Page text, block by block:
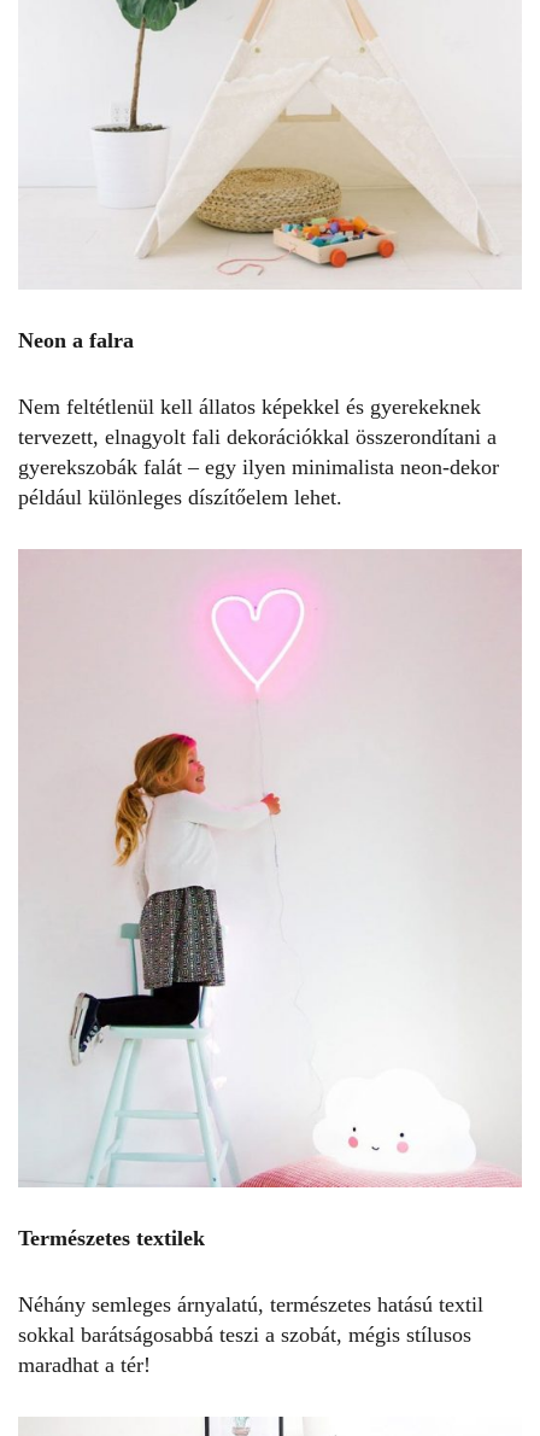
Neon a falra
Nem feltétlenül kell állatos képekkel és gyerekeknek
tervezett, elnagyolt fali dekorációkkal összerondítani a
gyerekszobák falát – egy ilyen minimalista neon-dekor
például különleges díszítőelem lehet.
Természetes textilek
Néhány semleges árnyalatú, természetes hatású textil
sokkal barátságosabbá teszi a szobát, mégis stílusos
maradhat a tér!